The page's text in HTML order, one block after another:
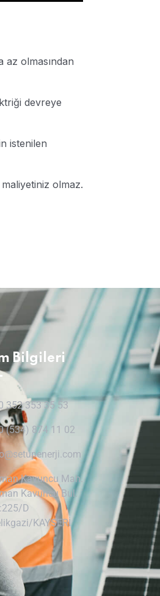
az olmasından
devreye
istenilen
olmaz.
Bilgileri
352 353 35 53
(534) 874 11 02
Kavuncu Mah.
Kavuncu Bul.
D
KAYSERİ